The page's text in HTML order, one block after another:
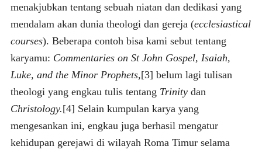
menakjubkan tentang sebuah niatan dan dedikasi yang
mendalam akan dunia theologi dan gereja (ecclesiastical
courses). Beberapa contoh bisa kami sebut tentang
karyamu: Commentaries on St John Gospel, Isaiah,
Luke, and the Minor Prophets,[3] belum lagi tulisan
theologi yang engkau tulis tentang Trinitydan
Christology.[4] Selain kumpulan karya yang
mengesankan ini, engkau juga berhasil mengatur
kehidupan gerejawi di wilayah Roma Timur selama